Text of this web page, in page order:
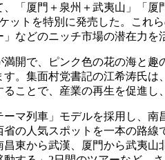
「厦門＋泉州＋武夷山」「
ットを特別に発売した。こ
などのニッチ市場の潜在力
開で、ピンク色の花の海と
。集面村党書記の江希涛氏
ことで、産業の再生を促進し
マ列車」モデルを採用し、
の人気スポットを一本の路
東から武漢、厦門から武夷